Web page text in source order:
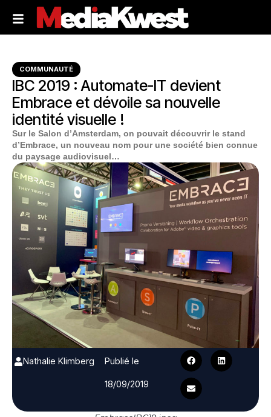
COMMUNAUTÉ
IBC 2019 : Automate-IT devient
Embrace et dévoile sa nouvelle
identité visuelle !
Sur le Salon d’Amsterdam, on pouvait découvrir le stand
d’Embrace, un nouveau nom pour une société bien connue
du paysage audiovisuel…
Nathalie Klimberg
Publié le
18/09/2019